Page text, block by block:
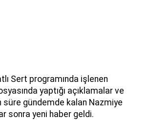
Sert programında işlenen
yaptığı açıklamalar ve
süre gündemde kalan Nazmiye
sonra yeni haber geldi.